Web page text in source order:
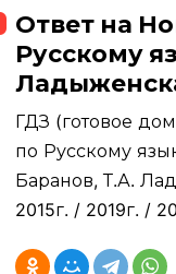
Ответ на
Русскому
ГДЗ (готовое
по Русскому
Баранов, Т.А.
2015г. / 2019г. /